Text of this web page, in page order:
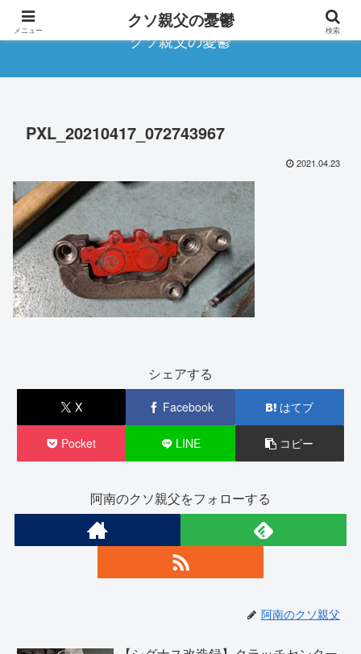
クソ親父の憂鬱
PXL_20210417_072743967
2021.04.23
シェアする
X Facebook はてブ
Pocket LINE コピー
阿南のクソ親父をフォローする
阿南のクソ親父
メニュー クソ親父の憂鬱 検索